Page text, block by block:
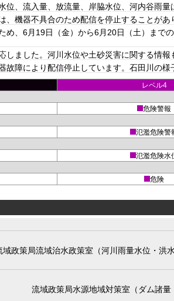
位、流入量、放流量、岸脇水位、河内谷雨
、機器不具合のため配信を停止することがあ
め、6月19日（金）から6月20日（土）まで
しました。河川水位や土砂災害に関する情
故障により配信停止しています。石田川の
レベル4
危険警報
氾濫危険警
氾濫危険水
危険
域政策局流域治水政策室（河川雨量水位・洪
流域政策局水源地域対策室（ダム諸量